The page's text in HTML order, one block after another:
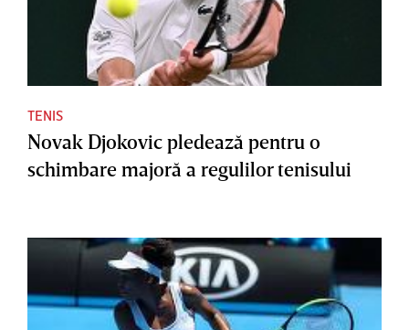
TENIS
Novak Djokovic pledează pentru o
schimbare majoră a regulilor tenisului